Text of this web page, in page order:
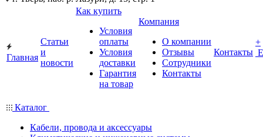
Главная
Статьи
и
новости
Как купить
Условия
оплаты
Условия
доставки
Гарантия
на товар
Компания
О компании
Отзывы
Сотрудники
Контакты
Контакты
+
Каталог
Кабели, провода и аксессуары